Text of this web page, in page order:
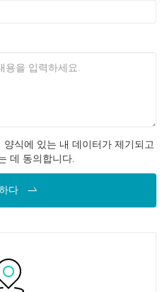
식에 있는 내 데이터가 제기되고
데 동의합니다.
다